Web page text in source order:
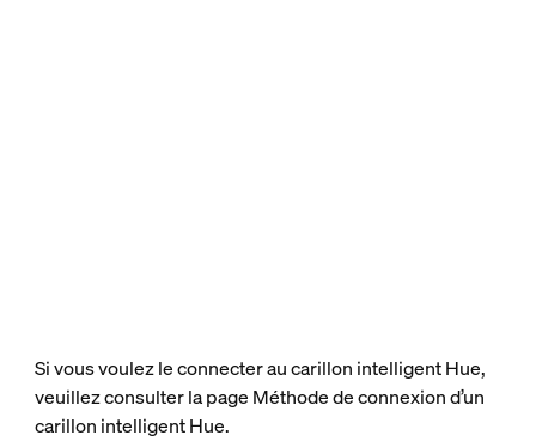
Si vous voulez le connecter au carillon intelligent Hue,
veuillez consulter la page Méthode de connexion d’un
carillon intelligent Hue.